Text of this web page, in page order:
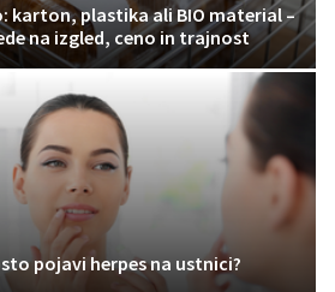
karton, plastika ali BIO material –
na izgled, ceno in trajnost
pojavi herpes na ustnici?